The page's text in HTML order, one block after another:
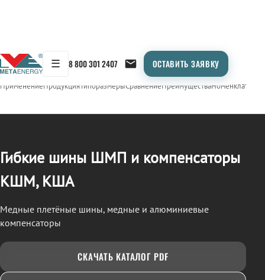
☰ 8 800 301 2407 ОСТАВИТЬ ЗАЯВКУ
← Продукция/ШМП, КШМ, КША
ПрименениеПродукцияТипоразмерыСравнениеПреимуществаНоменклатура
Гибкие шины ШМП и компенсаторы
КШМ, КША
Медные плетёные шины, медные и алюминиевые
компенсаторы
СКАЧАТЬ КАТАЛОГ PDF